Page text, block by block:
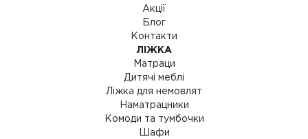
Акції
Блог
Контакти
ЛІЖКА
Матраци
Дитячі меблі
Ліжка для немовлят
Наматрацники
Комоди та тумбочки
Шафи